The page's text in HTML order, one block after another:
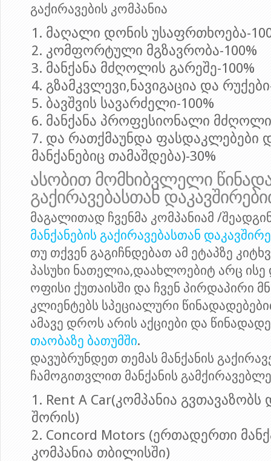
გაქირავების კომპანია
მაღალი დონის უსაფრთხოება-
კომფორტული მგზავრობა-100%
მანქანა მძღოლის გარეშე-100%
გზამკვლევი,ნავიგაცია და
ბავშვის სავარძელი-100%
მანქანა პროფესიონალი
და რათქმაუნდა ფასდაკლებები
მანქანებიც თამაშდება)-30%
ასობით მომხიბვლელი
გაქირავებასთან
მაგალითად ჩვენმა კომპანიამ /
მანქანების გაქირავებასთან
თუ თქვენ გაგიჩნდებათ ამ ეტაპზე
პასუხი ნათელია,დაახლოებიტ არც ისე
ოფისი ქუთაისში და ჩვენ პირდაპირი
კლიენტებს სპეციალური
ამავე დროს არის აქციები და
თაობაზე ბათუმში.
დავუბრუნდეთ თემას მანქანის
ჩამოგითვლით მანქანის
Rent A Car(კომპანია გვთავაზობს
შორის)
Concord Motors (ერთადერთი
კომპანია თბილისში)